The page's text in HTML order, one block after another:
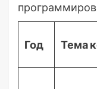
Год Тема